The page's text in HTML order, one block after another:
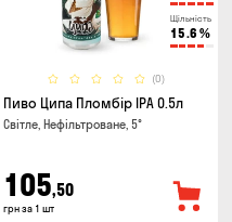
Щільність
15.6 %
(0)
Пиво Ципа Пломбір IPA 0.5л
Світле, Нефільтроване, 5°
105,50
грн за 1 шт